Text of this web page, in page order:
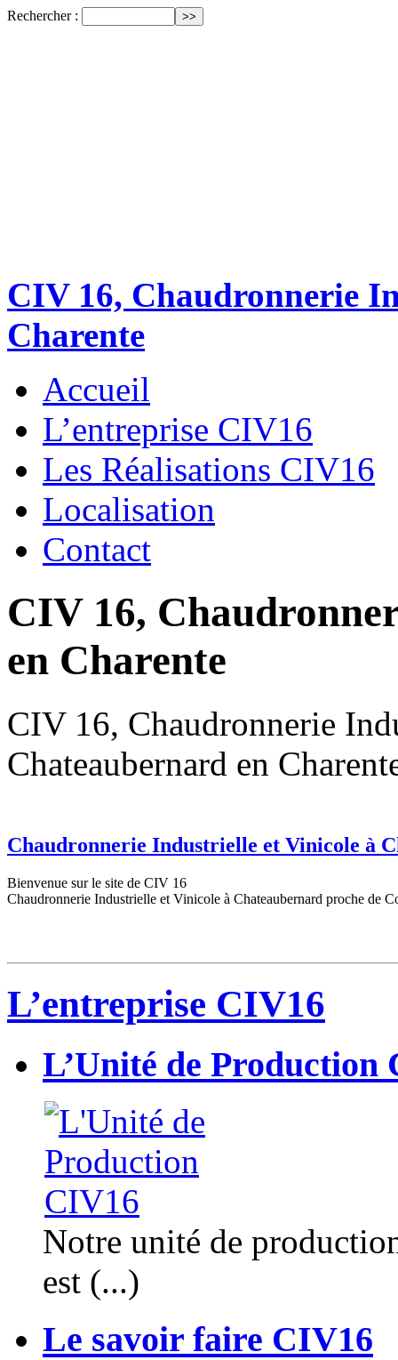
Rechercher :
CIV 16, Chaudronnerie
Charente
Accueil
L’entreprise CIV16
Les Réalisations CIV16
Localisation
Contact
CIV 16,
en Charente
CIV 16, Chaudronnerie
Chateaubernard en
Chaudronnerie Industrielle et Vinicole à
Bienvenue sur le site de CIV 16
Chaudronnerie Industrielle et Vinicole à Chateaubernard proche de
L’entreprise CIV16
L’Unité de Production
Notre unité de
est (...)
Le savoir faire CIV16